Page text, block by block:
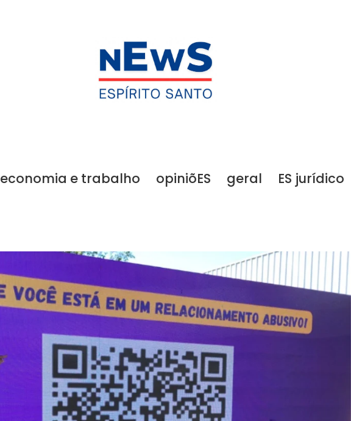
economia e trabalho opiniõES geral ES jurídico